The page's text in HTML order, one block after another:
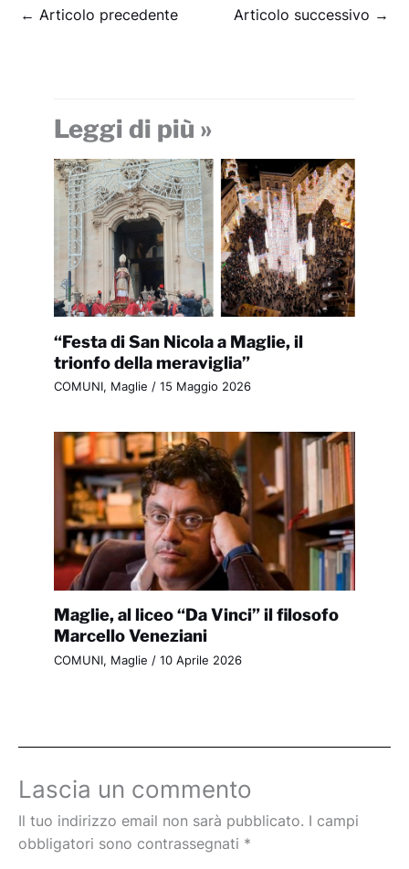
← Articolo precedente Articolo successivo →
Leggi di più »
“Festa di San Nicola a Maglie, il
trionfo della meraviglia”
COMUNI, Maglie / 15 Maggio 2026
Maglie, al liceo “Da Vinci” il filosofo
Marcello Veneziani
COMUNI, Maglie / 10 Aprile 2026
Lascia un commento
Il tuo indirizzo email non sarà pubblicato. I campi
obbligatori sono contrassegnati *